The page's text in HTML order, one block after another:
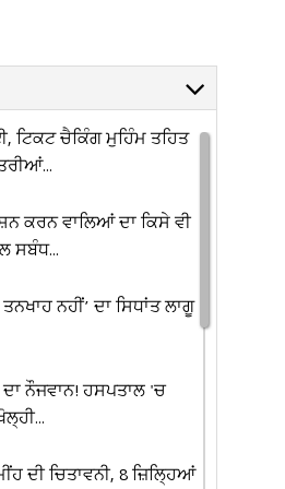
ਟਿਕਟ ਚੈਕਿੰਗ ਮੁਹਿੰਮ ਤਹਿਤ
ਕਰਨ ਵਾਲਿਆਂ ਦਾ ਕਿਸੇ ਵੀ
ਸਬੰਧ...
ਨਹੀਂ’ ਦਾ ਸਿਧਾਂਤ ਲਾਗੂ
ਨੌਜਵਾਨ! ਹਸਪਤਾਲ 'ਚ
ਦੀ ਚਿਤਾਵਨੀ, 8 ਜ਼ਿਲ੍ਹਿਆਂ